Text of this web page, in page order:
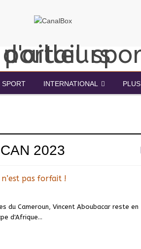
SPORT INTERNATIONAL PLUS
2023
pas forfait !
du Cameroun, Vincent Aboubacar reste en
d'Afrique…